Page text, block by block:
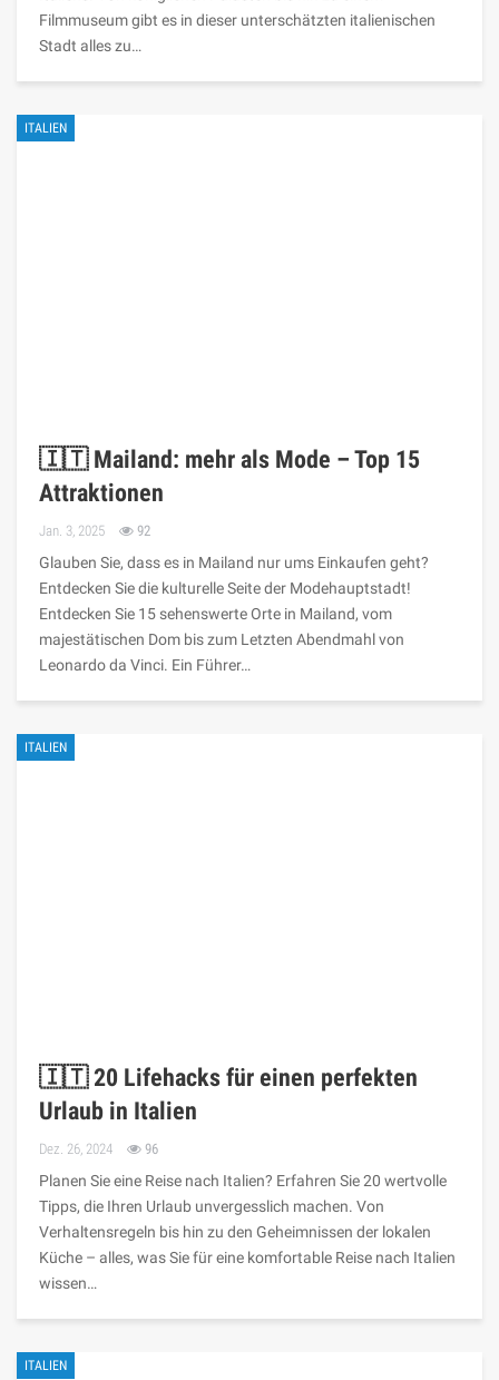
Filmmuseum gibt es in dieser unterschätzten italienischen
Stadt alles zu…
ITALIEN
🇮🇹 Mailand: mehr als Mode – Top 15
Attraktionen
Jan. 3, 2025 92
Glauben Sie, dass es in Mailand nur ums Einkaufen geht?
Entdecken Sie die kulturelle Seite der Modehauptstadt!
Entdecken Sie 15 sehenswerte Orte in Mailand, vom
majestätischen Dom bis zum Letzten Abendmahl von
Leonardo da Vinci. Ein Führer…
ITALIEN
🇮🇹 20 Lifehacks für einen perfekten
Urlaub in Italien
Dez. 26, 2024 96
Planen Sie eine Reise nach Italien? Erfahren Sie 20 wertvolle
Tipps, die Ihren Urlaub unvergesslich machen. Von
Verhaltensregeln bis hin zu den Geheimnissen der lokalen
Küche – alles, was Sie für eine komfortable Reise nach Italien
wissen…
ITALIEN